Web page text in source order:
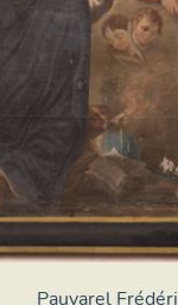
Pauvarel